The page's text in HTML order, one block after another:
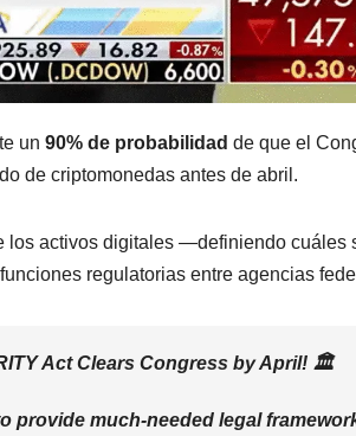
un 90% de probabilidad de que el
de criptomonedas antes de abril.
los activos digitales —definiendo cuáles
regulatorias entre agencias
Act Clears Congress by April! 🏛️
provide much-needed legal